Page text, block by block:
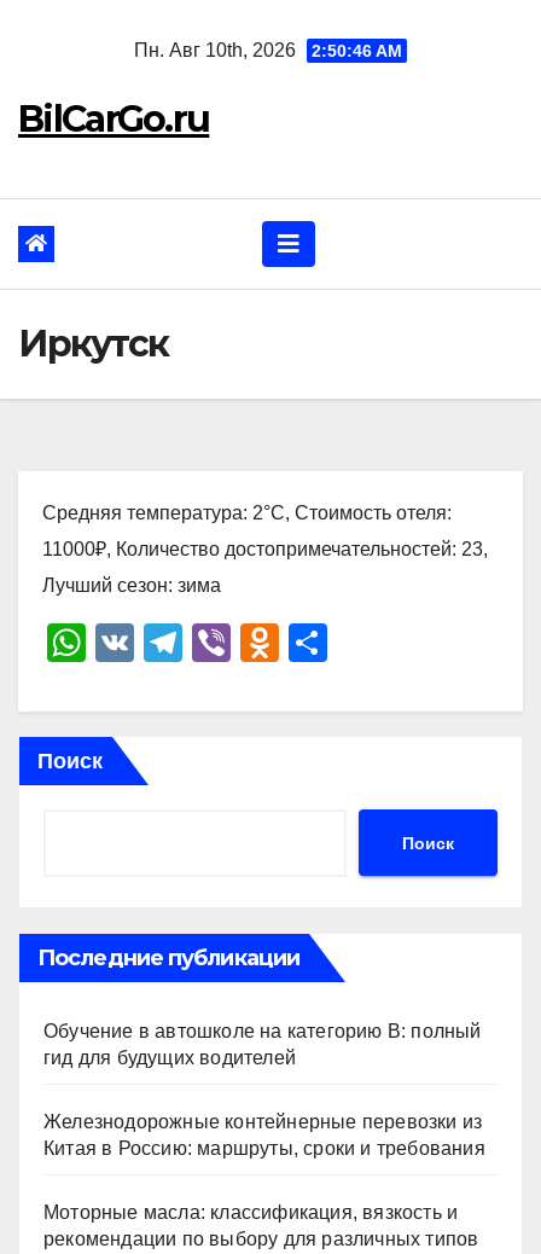
Пн. Авг 10th, 2026 2:50:47 AM
BilCarGo.ru
Иркутск
Средняя температура: 2°C, Стоимость отеля:
11000₽, Количество достопримечательностей: 23,
Лучший сезон: зима
W
at
s
A
V
T
e
Vi
er
O
n
ki
р
ть
Поиск
Поиск
Последние публикации
Обучение в автошколе на категорию В: полный
гид для будущих водителей
Железнодорожные контейнерные перевозки из
Китая в Россию: маршруты, сроки и требования
Моторные масла: классификация, вязкость и
рекомендации по выбору для различных типов